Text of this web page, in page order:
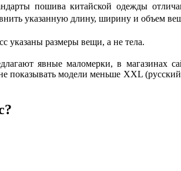
пошива китайской одежды
указанную длину, ширину и объем
указаны размеры вещи, а не тела.
явные маломерки, в
показывать модели меньше XXL